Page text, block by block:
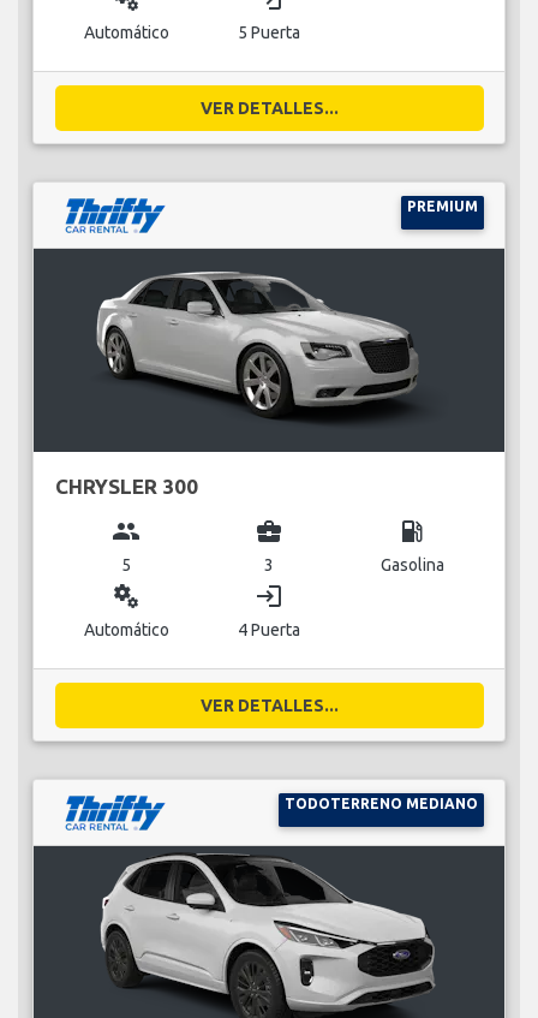
Automático 5 Puerta
VER DETALLES...
PREMIUM
CHRYSLER 300
group
5
business_center
3
local_gas_station
Gasolina
miscellaneous_services
Automático
login
4 Puerta
VER DETALLES...
TODOTERRENO MEDIANO